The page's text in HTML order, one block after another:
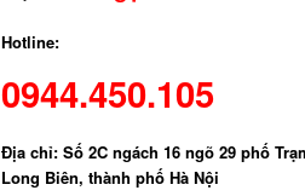
Hotline:
0944.450.105
Địa chỉ: Số 2C ngách 16 ngõ 29 phố
Long Biên, thành phố Hà Nội